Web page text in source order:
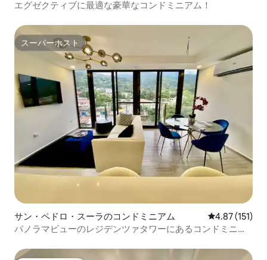
エグゼクティブに最適な豪華なコンドミニアム！
スーパーホスト
スーパーホスト
サン・ペドロ・スーラのコンドミニアム レビュー151
4.87 (151)
パノラマビューのレジデンツァタワーにあるコンドミニア